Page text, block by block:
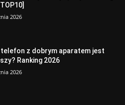
2026
z dobrym aparatem jest
Ranking 2026
2026